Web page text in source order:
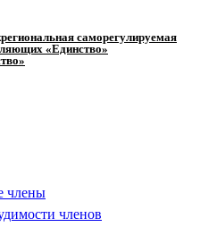
саморегулируемая
«Единство»
члены
членов